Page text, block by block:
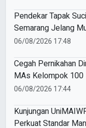
Pendekar Tapak
Semarang Jelang
06/08/2026 17:48
Cegah Pernikahan
MAs Kelompok 100
Miftahul Ulum
06/08/2026 17:44
Kunjungan
Perkuat Standar